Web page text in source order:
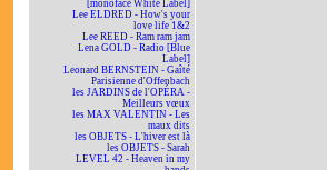
[monoface White Label]
Lee ELDRED - How's your
love life 1&2
Lee REED - Ram ram jam
Lena GOLD - Radio [Blue
Label]
Leonard BERNSTEIN - Gaîté
Parisienne d'Offenbach
les JARDINS de l'OPÉRA -
Meilleurs vœux
les MAX VALENTIN - Les
maux dits
les OBJETS - L'hiver est là
les OBJETS - Sarah
LEVEL 42 - Heaven in my